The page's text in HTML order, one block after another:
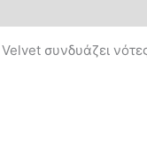
συνδυάζει